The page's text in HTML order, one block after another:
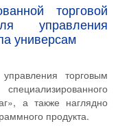
торговой
управления
универсам
торговым
а также наглядно
продукта.